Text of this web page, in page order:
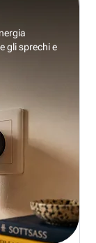
gli sprechi e